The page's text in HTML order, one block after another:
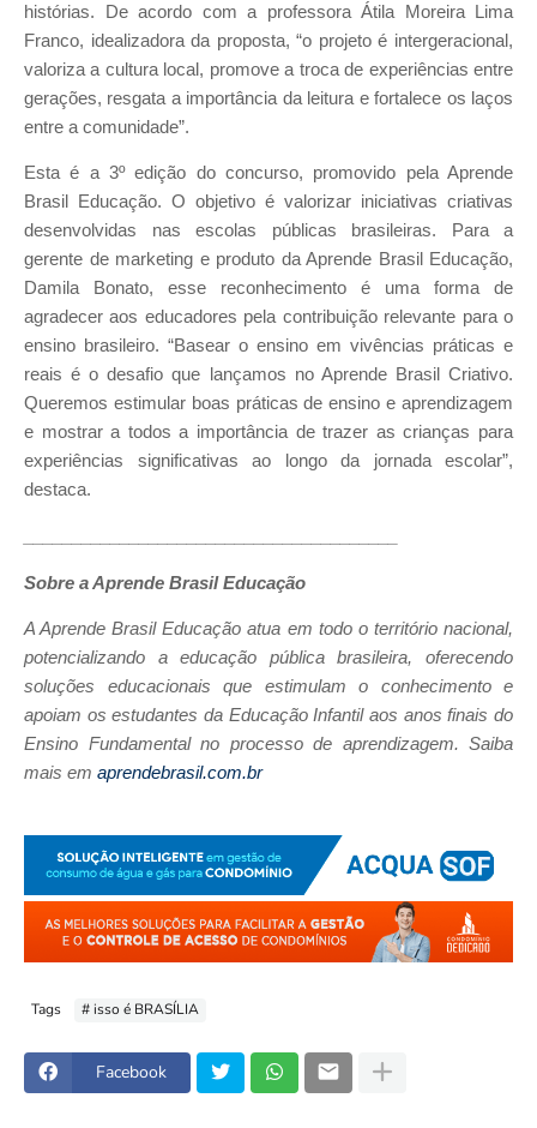
histórias. De acordo com a professora Átila Moreira Lima
Franco, idealizadora da proposta, “o projeto é intergeracional,
valoriza a cultura local, promove a troca de experiências entre
gerações, resgata a importância da leitura e fortalece os laços
entre a comunidade”.
Esta é a 3º edição do concurso, promovido pela Aprende
Brasil Educação. O objetivo é valorizar iniciativas criativas
desenvolvidas nas escolas públicas brasileiras. Para a
gerente de marketing e produto da Aprende Brasil Educação,
Damila Bonato, esse reconhecimento é uma forma de
agradecer aos educadores pela contribuição relevante para o
ensino brasileiro. “Basear o ensino em vivências práticas e
reais é o desafio que lançamos no Aprende Brasil Criativo.
Queremos estimular boas práticas de ensino e aprendizagem
e mostrar a todos a importância de trazer as crianças para
experiências significativas ao longo da jornada escolar”,
destaca.
Sobre a Aprende Brasil Educação
A Aprende Brasil Educação atua em todo o território nacional,
potencializando a educação pública brasileira, oferecendo
soluções educacionais que estimulam o conhecimento e
apoiam os estudantes da Educação Infantil aos anos finais do
Ensino Fundamental no processo de aprendizagem. Saiba
mais em aprendebrasil.com.br
Tags # isso é BRASÍLIA
Facebook